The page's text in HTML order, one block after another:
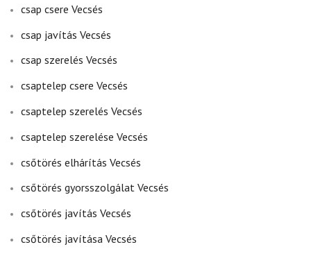
csap csere Vecsés
csap javítás Vecsés
csap szerelés Vecsés
csaptelep csere Vecsés
csaptelep szerelés Vecsés
csaptelep szerelése Vecsés
csőtörés elhárítás Vecsés
csőtörés gyorsszolgálat Vecsés
csőtörés javítás Vecsés
csőtörés javítása Vecsés